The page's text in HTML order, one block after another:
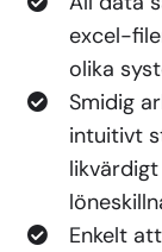
excel-
olika
Smidig
intuitivt
Enkelt